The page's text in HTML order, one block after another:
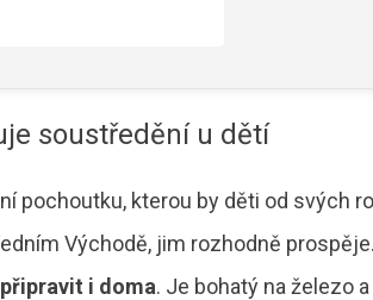
soustředění u dětí
pochoutku, kterou by děti od svých
Východě, jim rozhodně
i doma. Je bohatý na železo